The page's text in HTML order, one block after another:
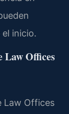
inicio.
Law Offices
Law Offices